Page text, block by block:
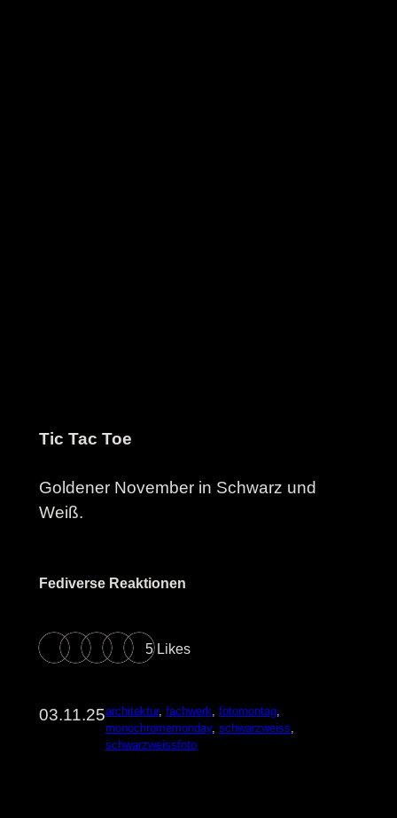
Tic Tac Toe
Goldener November in Schwarz und
Weiß.
Fediverse Reaktionen
5 Likes
03.11.25architektur, fachwerk fotomontag
monochromemonday, schwarzweiss
schwarzweissfoto